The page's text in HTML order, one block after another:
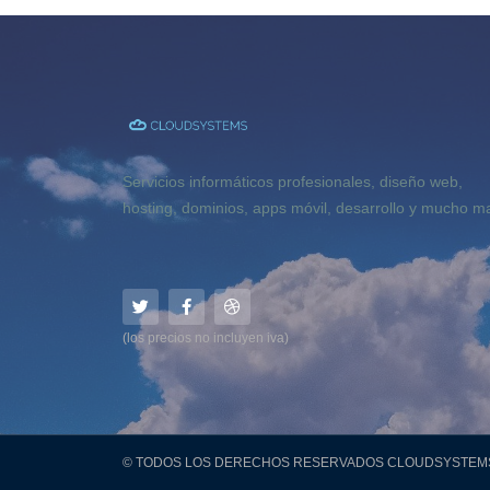
Servicios informáticos profesionales, diseño web,
hosting, dominios, apps móvil, desarrollo y mucho
w
i
t
t
e
r
a
c
e
b
o
k
-
r
i
b
b
(los precios no incluyen iva)
© TODOS LOS DERECHOS RESERVADOS